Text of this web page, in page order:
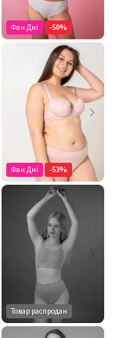
Фан Дні -50%
Фан Дні -53%
Товар распродан